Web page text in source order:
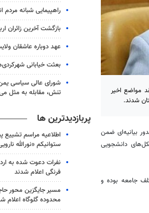
ضمن نقد مواضع اخیر
شدند.
سیستان و بلوچستان ۲۶ دی‌ماه با صدور بیانیه‌ای ضمن
دانشجویی
جامعه بوده و
راهپیمایی شبانه مردم
بازگشت آخرین زائران
عهد دوباره عاشقان
بعثت خیابانی شهرکردی‌ها
شورای عالی سیاسی
تنش، مقابله به مثل
پربازدیدترین ها
اطلاعیه مراسم تشییع
ستوانیکم «نورالله
نفرات دعوت شده به
فرنگی اعلام شدند
مسیر جایگزین محور
محدوده گلوگاه اعلام